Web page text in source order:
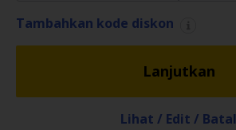
Hertz
Tambahkan kode diskon
Lanjutkan
Lihat / Edit / Batal